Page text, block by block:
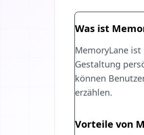
Was ist
MemoryLane
Gestaltung
können
erzählen.
Vorteile von